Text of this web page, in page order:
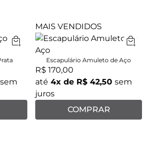
sem
MAIS VENDIDOS
Escapulário Amuleto de Aço
R$ 170,00
até 4x de R$ 42,50 sem
juros
COMPRAR